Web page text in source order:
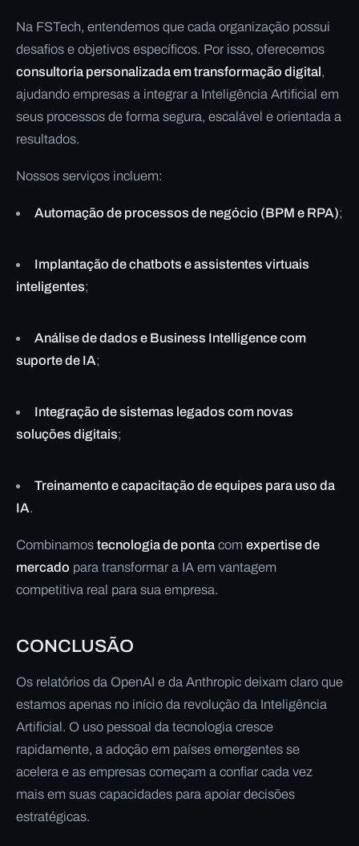
Na FSTech, entendemos que cada organização possui
desafios e objetivos específicos. Por isso, oferecemos
consultoria personalizada em transformação digital ,
ajudando empresas a integrar a Inteligência Artificial em
seus processos de forma segura, escalável e orientada a
resultados.
Nossos serviços incluem:
Automação de processos de negócio (BPM e RPA);
Implantação de chatbots e assistentes virtuais
inteligentes;
Análise de dados e Business Intelligence com
suporte de IA;
Integração de sistemas legados com novas
soluções digitais;
Treinamento e capacitação de equipes para uso da
IA.
Combinamos tecnologia de ponta com expertise de
mercado para transformar a IA em vantagem
competitiva real para sua empresa.
CONCLUSÃO
Os relatórios da OpenAI e da Anthropic deixam claro que
estamos apenas no início da revolução da Inteligência
Artificial. O uso pessoal da tecnologia cresce
rapidamente, a adoção em países emergentes se
acelera e as empresas começam a confiar cada vez
mais em suas capacidades para apoiar decisões
estratégicas.